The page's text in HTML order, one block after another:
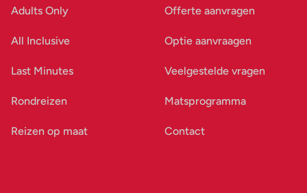
Adults Only
All Inclusive
Last Minutes
Rondreizen
Reizen op maat
Offerte aanvragen
Optie aanvraagen
Veelgestelde vragen
Matsprogramma
Contact